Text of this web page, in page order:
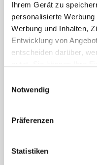
Ihrem Gerät zu
personalisierte
Werbung und Inhalten,
Entwicklung von
entscheiden darüber,
Trigger Symbol ändern
Informationen
können
Notwendig
Präferenzen
Statistiken